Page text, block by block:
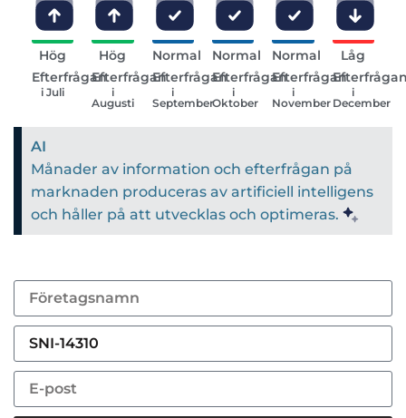
Hög
Efterfrågan
i Juli
Hög
Efterfrågan
i
Augusti
Normal
Efterfrågan
i
September
Normal
Efterfrågan
i
Oktober
Normal
Efterfrågan
i
November
Låg
i
December
AI
Månader av information och efterfrågan på
marknaden produceras av artificiell intelligens
och håller på att utvecklas och optimeras.